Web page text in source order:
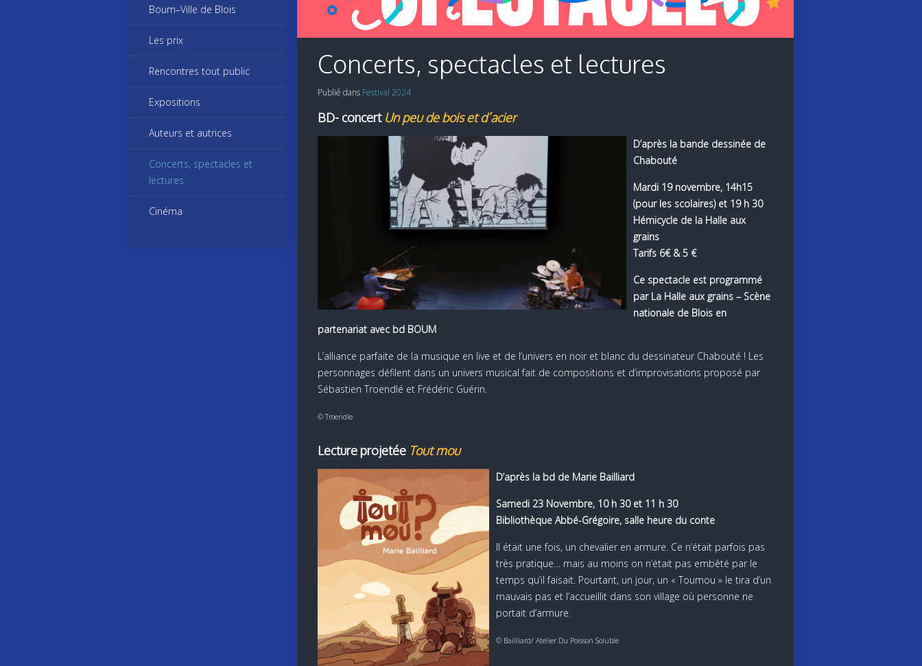
Concerts, spectacles et lectures
Publié dans Festival 2024
BD- concert Un peu de bois et d’acier
D’après la bande dessinée de
Chabouté
Mardi 19 novembre, 14h15
(pour les scolaires) et 19 h 30
Hémicycle de la Halle aux
grains
Tarifs 6€ & 5 €
Ce spectacle est programmé
par La Halle aux grains – Scène
nationale de Blois en
partenariat avec bd BOUM
L’alliance parfaite de la musique en live et de l’univers en noir et blanc du dessinateur Chabouté ! Les
personnages défilent dans un univers musical fait de compositions et d’improvisations proposé par
Sébastien Troendlé et Frédéric Guérin.
© Troendle
Lecture projetée Tout mou
D’après la bd de Marie Bailliard
Samedi 23 Novembre, 10 h 30 et 11 h 30
Bibliothèque Abbé-Grégoire, salle heure du conte
Il était une fois, un chevalier en armure. Ce n’était parfois pas
très pratique… mais au moins on n’était pas embêté par le
temps qu’il faisait. Pourtant, un jour, un « Toumou » le tira d’un
mauvais pas et l’accueillit dans son village où personne ne
portait d’armure.
© Bailliard/ Atelier Du Poisson Soluble
Boum–Ville de Blois
Les prix
Rencontres tout public
Expositions
Auteurs et autrices
Concerts, spectacles et
lectures
Cinéma